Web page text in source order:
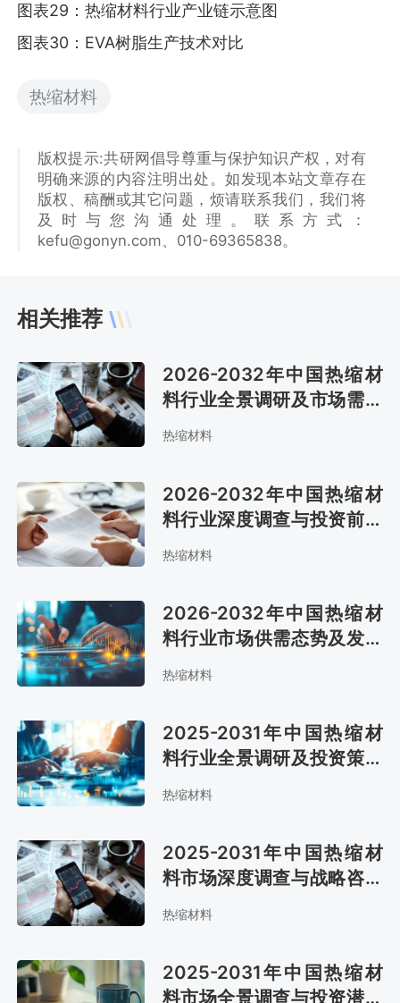
图表29：热缩材料行业产业链示意图
图表30：EVA树脂生产技术对比
热缩材料
版权提示:共研网倡导尊重与保护知识产权，对有
明确来源的内容注明出处。如发现本站文章存在
版权、稿酬或其它问题，烦请联系我们，我们将
及时与您沟通处理。联系方式：
kefu@gonyn.com、010-69365838。
相关推荐
2026-2032年中国热缩材
料行业全景调研及市场需求
预测报告
热缩材料
2026-2032年中国热缩材
料行业深度调查与投资前景
评估报告
热缩材料
2026-2032年中国热缩材
料行业市场供需态势及发展
战略咨询报告
热缩材料
2025-2031年中国热缩材
料行业全景调研及投资策略
报告
热缩材料
2025-2031年中国热缩材
料市场深度调查与战略咨询
热缩材料
2025-2031年中国热缩材
料市场全景调查与投资潜力